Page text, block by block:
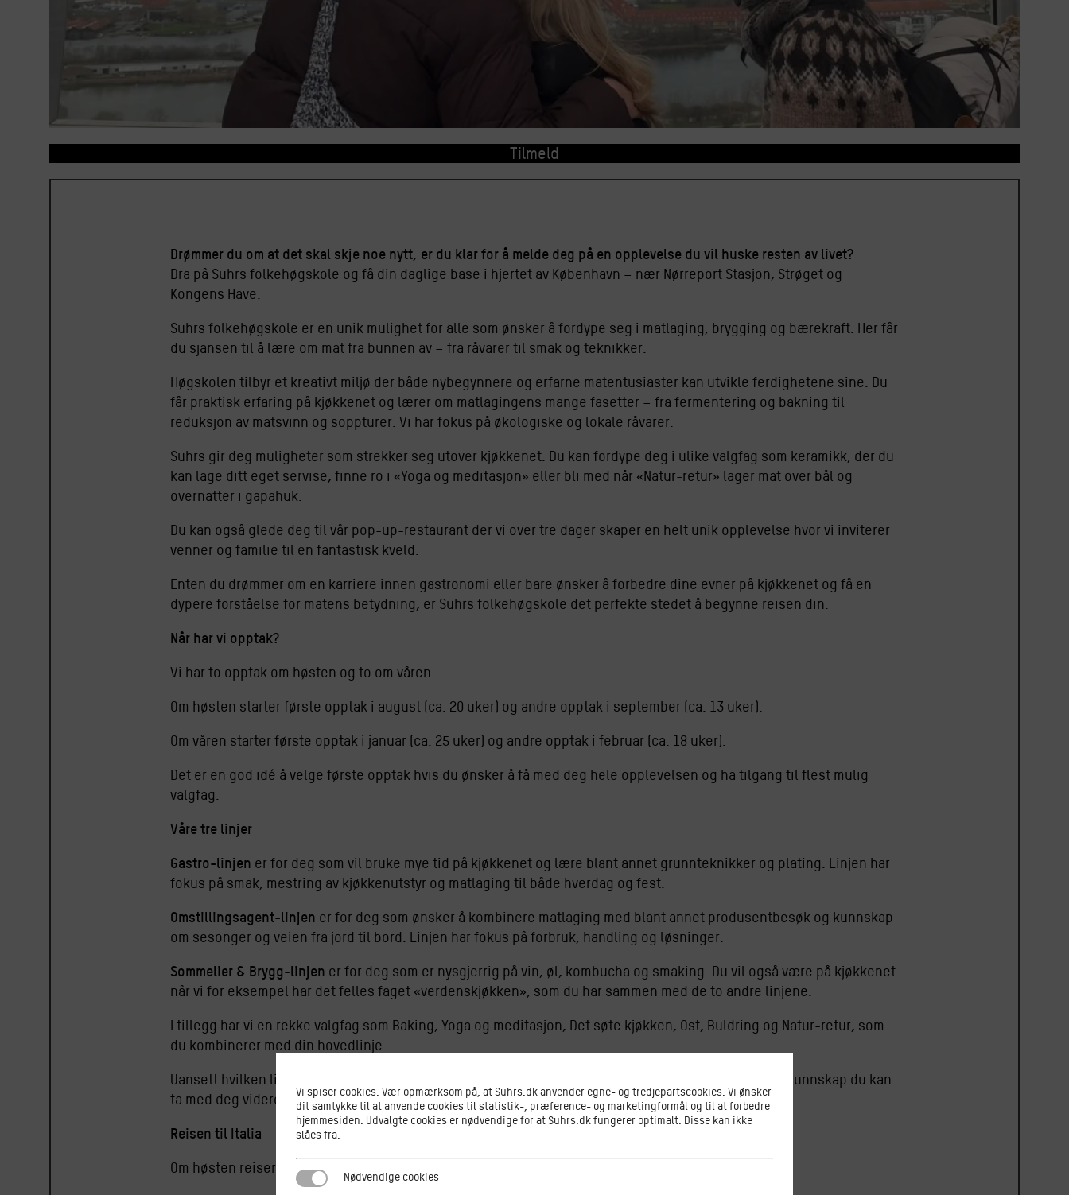
Tilmeld
Drømmer du om at det skal skje noe nytt, er du klar for å melde deg på en opplevelse du vil huske resten av livet?
Dra på Suhrs folkehøgskole og få din daglige base i hjertet av København – nær Nørreport Stasjon, Strøget og
Kongens Have.
Suhrs folkehøgskole er en unik mulighet for alle som ønsker å fordype seg i matlaging, brygging og bærekraft. Her får
du sjansen til å lære om mat fra bunnen av – fra råvarer til smak og teknikker.
Høgskolen tilbyr et kreativt miljø der både nybegynnere og erfarne matentusiaster kan utvikle ferdighetene sine. Du
får praktisk erfaring på kjøkkenet og lærer om matlagingens mange fasetter – fra fermentering og bakning til
reduksjon av matsvinn og soppturer. Vi har fokus på økologiske og lokale råvarer.
Suhrs gir deg muligheter som strekker seg utover kjøkkenet. Du kan fordype deg i ulike valgfag som keramikk, der du
kan lage ditt eget servise, finne ro i «Yoga og meditasjon» eller bli med når «Natur-retur» lager mat over bål og
overnatter i gapahuk.
Du kan også glede deg til vår pop-up-restaurant der vi over tre dager skaper en helt unik opplevelse hvor vi inviterer
venner og familie til en fantastisk kveld.
Enten du drømmer om en karriere innen gastronomi eller bare ønsker å forbedre dine evner på kjøkkenet og få en
dypere forståelse for matens betydning, er Suhrs folkehøgskole det perfekte stedet å begynne reisen din.
Når har vi opptak?
Vi har to opptak om høsten og to om våren.
Om høsten starter første opptak i august (ca. 20 uker) og andre opptak i september (ca. 13 uker).
Om våren starter første opptak i januar (ca. 25 uker) og andre opptak i februar (ca. 18 uker).
Det er en god idé å velge første opptak hvis du ønsker å få med deg hele opplevelsen og ha tilgang til flest mulig
valgfag.
Våre tre linjer
Gastro-linjen er for deg som vil bruke mye tid på kjøkkenet og lære blant annet grunnteknikker og plating. Linjen har
fokus på smak, mestring av kjøkkenutstyr og matlaging til både hverdag og fest.
Omstillingsagent-linjen er for deg som ønsker å kombinere matlaging med blant annet produsentbesøk og kunnskap
om sesonger og veien fra jord til bord. Linjen har fokus på forbruk, handling og løsninger.
Sommelier & Brygg-linjen er for deg som er nysgjerrig på vin, øl, kombucha og smaking. Du vil også være på kjøkkenet
når vi for eksempel har det felles faget «verdenskjøkken», som du har sammen med de to andre linjene.
I tillegg har vi en rekke valgfag som Baking, Yoga og meditasjon, Det søte kjøkken, Ost, Buldring og Natur-retur, som
du kombinerer med din hovedlinje.
Uansett hvilken linje du velger, vil du lære mer om bærekraft, deg selv og sosiale fellesskap. Det er kunnskap du kan
ta med deg videre i livet.
Reisen til Italia
Om høsten reiser vi i 10 dager til Liguria og Piemonte ved Middelhavet i Italia.
Vi spiser cookies. Vær opmærksom på, at Suhrs.dk anvender egne- og tredjepartscookies. Vi ønsker
dit samtykke til at anvende cookies til statistik-, præference- og marketingformål og til at forbedre
hjemmesiden. Udvalgte cookies er nødvendige for at Suhrs.dk fungerer optimalt. Disse kan ikke
slåes fra.
Nødvendige cookies
Nødvendige cookies